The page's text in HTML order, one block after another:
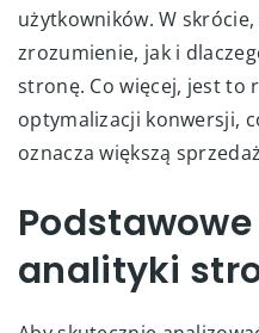
użytkowników. W
zrozumienie, jak i
stronę. Co więcej, jest to
optymalizacji konwersji,
oznacza większą
analityki